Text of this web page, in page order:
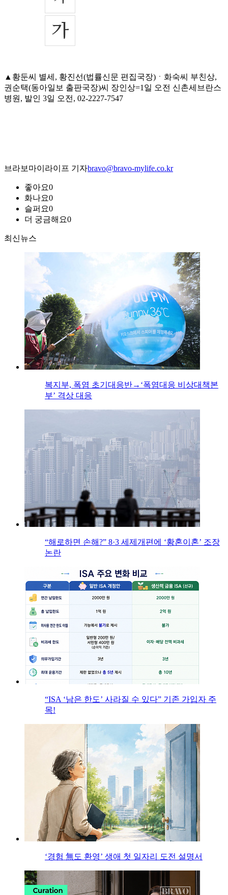
▲황둔씨 별세, 황진선(법률신문 편집국장)ㆍ화숙씨 부친상,
권순택(동아일보 출판국장)씨 장인상=1일 오전 신촌세브란스
병원, 발인 3일 오전, 02-2227-7547
브라보마이라이프 기자bravo@bravo-mylife.co.kr
좋아요0
화나요0
슬퍼요0
더 궁금해요0
최신뉴스
복지부, 폭염 초기대응반→‘폭염대응 비상대책본
부’ 격상 대응
“해로하면 손해?” 8·3 세제개편에 ‘황혼이혼’ 조장
논란
“ISA ‘남은 한도’ 사라질 수 있다” 기존 가입자 주
목!
‘경험 無도 환영’ 생애 첫 일자리 도전 설명서